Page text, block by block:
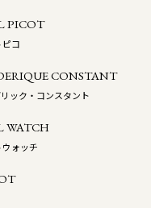
PICOT
ピコ
CONSTANT
ック・コンスタント
WATCH
ウォッチ